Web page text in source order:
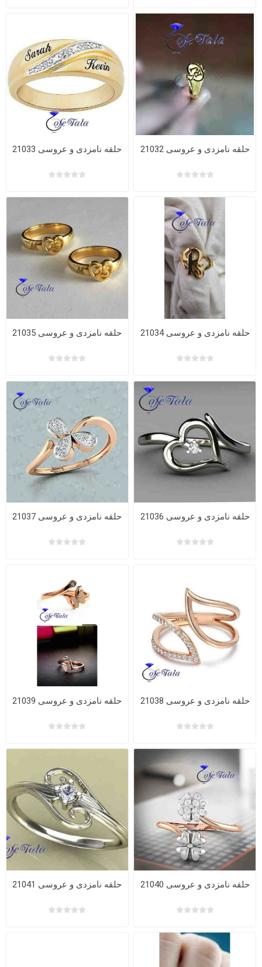
حلقه نامزدی و عروسی 21032 حلقه نامزدی و عروسی 21033
حلقه نامزدی و عروسی 21034 حلقه نامزدی و عروسی 21035
حلقه نامزدی و عروسی 21036 حلقه نامزدی و عروسی 21037
حلقه نامزدی و عروسی 21038 حلقه نامزدی و عروسی 21039
حلقه نامزدی و عروسی 21040 حلقه نامزدی و عروسی 21041